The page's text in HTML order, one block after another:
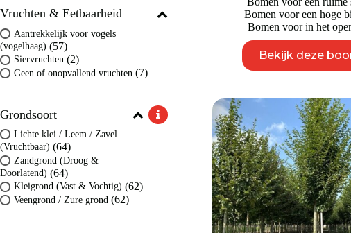
Bomen voor een hoge
Bomen voor in het
Bekijk dezeproduct
heeft
Deze
optie
kan
gekozen
worden
op
de
Vruchten & Eetbaarheid
Aantrekkelijk voor vogels
(vogelhaag) (57)
Siervruchten (2)
Geen of onopvallend vruchten (7)
Grondsoort
Lichte klei / Leem / Zavel
(Vruchtbaar) (64)
Zandgrond (Droog &
Doorlatend) (64)
Kleigrond (Vast & Vochtig) (62)
Veengrond / Zure grond (62)